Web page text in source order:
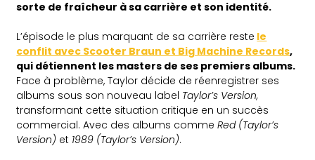
sorte de fraîcheur à sa carrière et son identité.
L’épisode le plus marquant de sa carrière reste le
conflit avec Scooter Braun et Big Machine Records,
qui détiennent les masters de ses premiers albums.
Face à problème, Taylor décide de réenregistrer ses
albums sous son nouveau label Taylor’s Version,
transformant cette situation critique en un succès
commercial. Avec des albums commeRed (Taylor’s
Version) et 1989 (Taylor’s Version).